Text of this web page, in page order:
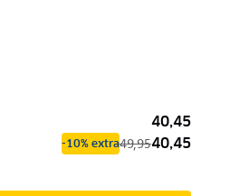
40,45
-10% extra49,9540,45